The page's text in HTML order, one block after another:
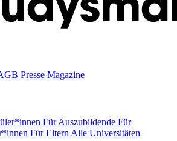
Presse Magazine
Für Auszubildende Für
Für Eltern Alle Universitäten